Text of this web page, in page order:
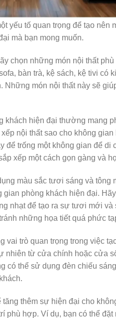
yếu tố quan trọng để tạo nên
mà bạn mong muốn.
chọn những món nội thất
bàn trà, kệ sách, kệ tivi có
món nội thất này sẽ
khách hiện đại thường mang
nội thất sao cho không
để trống một không gian để di
xếp một cách gọn gàng và
màu sắc tươi sáng và tông
phòng khách hiện đại.
nhạt để tạo ra sự tươi mới và
những họa tiết quá phức
vai trò quan trọng trong việc
nhiên từ cửa chính hoặc cửa
có thể sử dụng đèn chiếu
thêm sự hiện đại cho
phù hợp. Ví dụ, bạn có thể